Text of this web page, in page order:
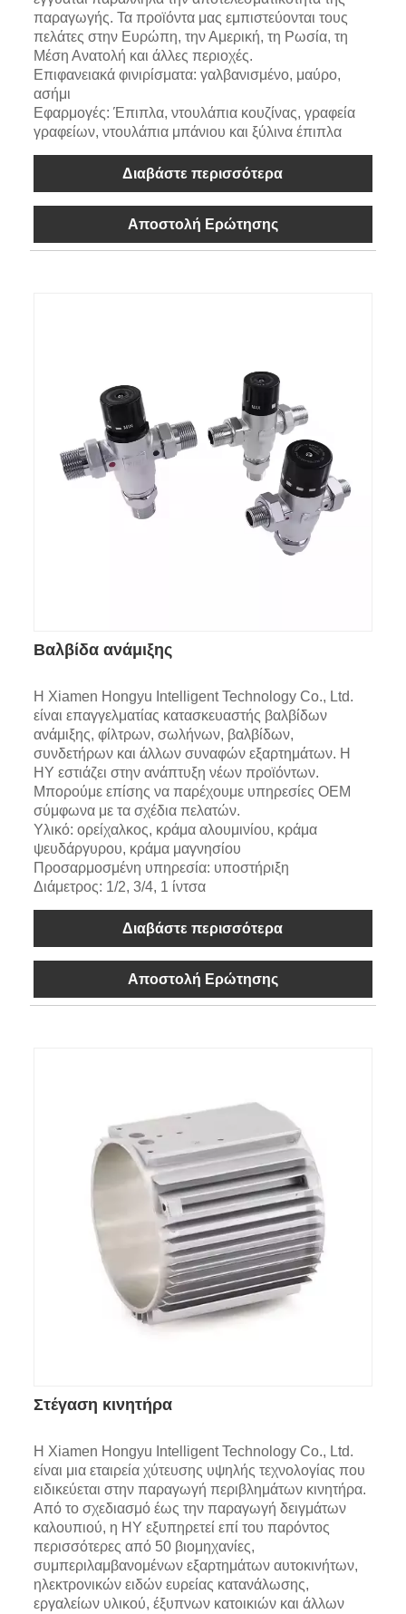
παραγωγής. Τα προϊόντα μας εμπιστεύονται τους
πελάτες στην Ευρώπη, την Αμερική, τη Ρωσία, τη
Μέση Ανατολή και άλλες περιοχές.
Επιφανειακά φινιρίσματα: γαλβανισμένο, μαύρο,
ασήμι
Εφαρμογές: Έπιπλα, ντουλάπια κουζίνας, γραφεία
γραφείων, ντουλάπια μπάνιου και ξύλινα έπιπλα
Διαβάστε περισσότερα
Αποστολή Ερώτησης
Βαλβίδα ανάμιξης
Η Xiamen Hongyu Intelligent Technology Co., Ltd.
είναι επαγγελματίας κατασκευαστής βαλβίδων
ανάμιξης, φίλτρων, σωλήνων, βαλβίδων,
συνδετήρων και άλλων συναφών εξαρτημάτων. Η
HY εστιάζει στην ανάπτυξη νέων προϊόντων.
Μπορούμε επίσης να παρέχουμε υπηρεσίες OEM
σύμφωνα με τα σχέδια πελατών.
Υλικό: ορείχαλκος, κράμα αλουμινίου, κράμα
ψευδάργυρου, κράμα μαγνησίου
Προσαρμοσμένη υπηρεσία: υποστήριξη
Διάμετρος: 1/2, 3/4, 1 ίντσα
Διαβάστε περισσότερα
Αποστολή Ερώτησης
Στέγαση κινητήρα
Η Xiamen Hongyu Intelligent Technology Co., Ltd.
είναι μια εταιρεία χύτευσης υψηλής τεχνολογίας που
ειδικεύεται στην παραγωγή περιβλημάτων κινητήρα.
Από το σχεδιασμό έως την παραγωγή δειγμάτων
καλουπιού, η HY εξυπηρετεί επί του παρόντος
περισσότερες από 50 βιομηχανίες,
συμπεριλαμβανομένων εξαρτημάτων αυτοκινήτων,
ηλεκτρονικών ειδών ευρείας κατανάλωσης,
εργαλείων υλικού, έξυπνων κατοικιών και άλλων